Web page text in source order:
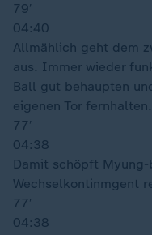
79′
04:40
Allmählich geht dem
aus. Immer wieder
Ball gut behaupten
eigenen Tor fernhalten.
77′
04:38
Damit schöpft Myung-
Wechselkontinmgent
77′
04:38